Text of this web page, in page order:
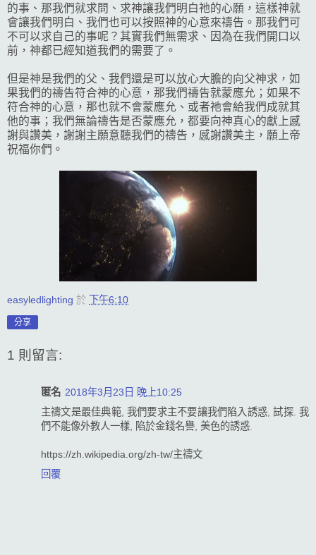
的事、那我們就求問、求神讓我們明白祂的心願，這樣神就
會讓我們明白、我們也可以按照神的心意來禱告。那我們可
不可以求自己的事呢？其實我們無需求、因為在我們開口以
前，神都已經知道我們的需要了。
但是神是我們的父、我們還是可以放心大膽的向父神求，如
果我們的禱告符合神的心意，那我們禱告就蒙應允；如果不
符合神的心意，那也就不會蒙應允、或者祂會給我們成就其
他的事；我們無論禱告是否蒙應允，都要向神真心的獻上感
謝與讚美，謝謝主願意聽我們的禱告，感謝讚美主，願上帝
祝福你們。
easyledlighting 於 下午6:10
分享
1 則留言:
匿名 2018年3月23日 晚上10:25
主禱文是最佳典範, 我們要求主不要讓我們陷入誘惑, 試探. 我
們不能像外教人一樣, 陷於金錢名譽, 美色的誘惑.
https://zh.wikipedia.org/zh-tw/主禱文
回覆